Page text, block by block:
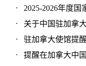
2025-2026年度
关于中国驻加拿
驻加拿大使馆提
提醒在加拿大中